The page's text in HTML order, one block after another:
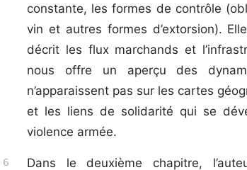
constante, les formes de contrôle
vin et autres formes d’extorsion).
décrit les flux marchands et
nous offre un aperçu des
n’apparaissent pas sur les cartes
et les liens de solidarité qui se
violence armée.
Dans le deuxième chapitre,